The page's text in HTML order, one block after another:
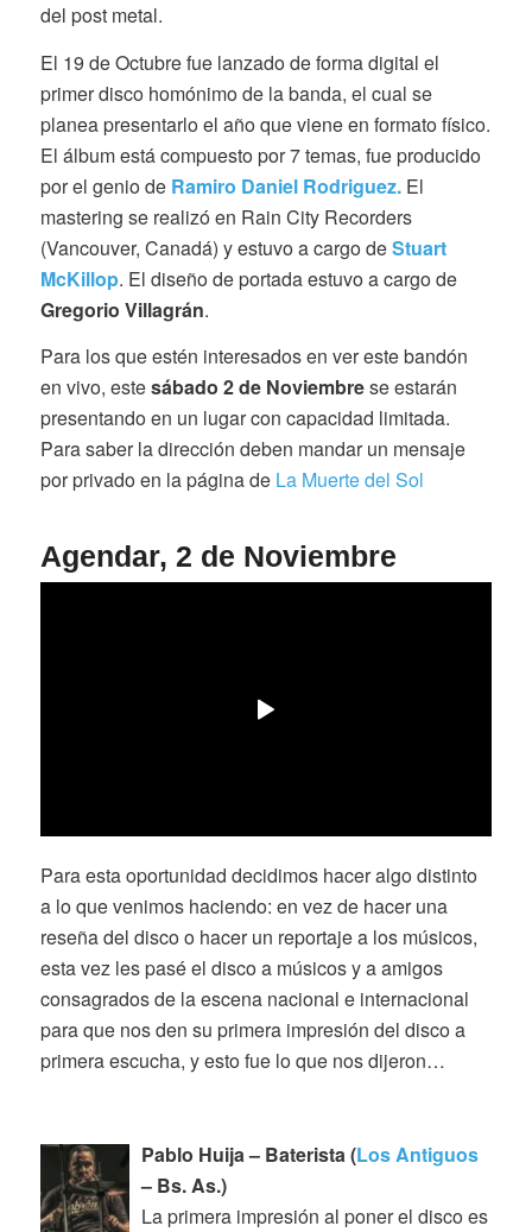
del post metal.
El 19 de Octubre fue lanzado de forma digital el
primer disco homónimo de la banda, el cual se
planea presentarlo el año que viene en formato físico.
El álbum está compuesto por 7 temas, fue producido
por el genio de Ramiro Daniel Rodriguez. El
mastering se realizó en Rain City Recorders
(Vancouver, Canadá) y estuvo a cargo deStuart
McKillop. El diseño de portada estuvo a cargo de
Gregorio Villagrán.
Para los que estén interesados en ver este bandón
en vivo, estesábado 2 de Noviembrese estarán
presentando en un lugar con capacidad limitada.
Para saber la dirección deben mandar un mensaje
por privado en la página de La Muerte del Sol
Agendar, 2 de Noviembre
Para esta oportunidad decidimos hacer algo distinto
a lo que venimos haciendo: en vez de hacer una
reseña del disco o hacer un reportaje a los músicos,
esta vez les pasé el disco a músicos y a amigos
consagrados de la escena nacional e internacional
para que nos den su primera impresión del disco a
primera escucha, y esto fue lo que nos dijeron…
Pablo Huija – Baterista (Los Antiguos
– Bs. As.)
La primera impresión al poner el disco es